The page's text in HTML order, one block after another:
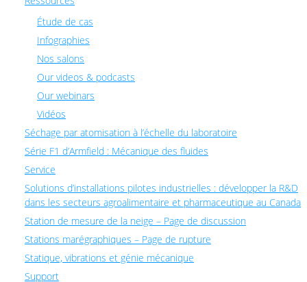
Étude de cas
Infographies
Nos salons
Our videos & podcasts
Our webinars
Vidéos
Séchage par atomisation à l’échelle du laboratoire
Série F1 d’Armfield : Mécanique des fluides
Service
Solutions d’installations pilotes industrielles : développer la R&D
dans les secteurs agroalimentaire et pharmaceutique au Canada
Station de mesure de la neige – Page de discussion
Stations marégraphiques – Page de rupture
Statique, vibrations et génie mécanique
Support